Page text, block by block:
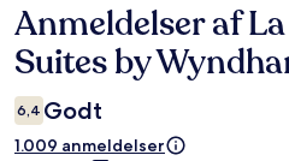
Anmeldelser
Anmeldelser af
Suites by
6,4 Godt
1.009 anmeldelser